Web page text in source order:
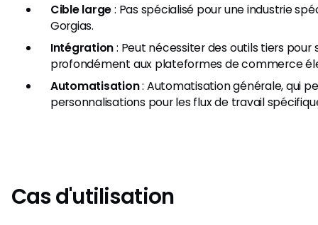
Cible large: Pas spécialisé pour une industrie
Gorgias.
Intégration: Peut nécessiter des outils tiers pour
profondément aux plateformes de commerce
Automatisation: Automatisation générale, qui
personnalisations pour les flux de travail
Cas d'utilisation